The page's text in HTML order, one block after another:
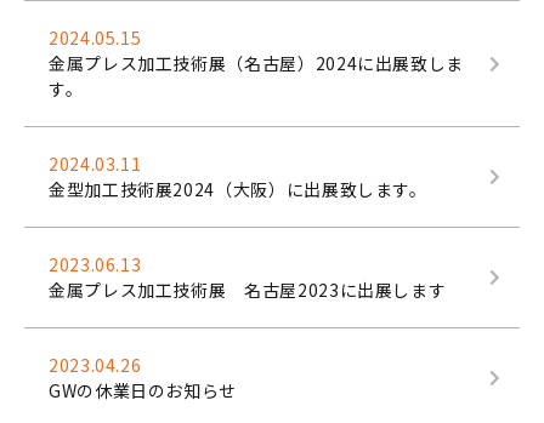
2024.05.15
金属プレス加工技術展（名古屋）2024に出展致しま
す。
2024.03.11
金型加工技術展2024（大阪）に出展致します。
2023.06.13
金属プレス加工技術展 名古屋2023に出展します
2023.04.26
GWの休業日のお知らせ